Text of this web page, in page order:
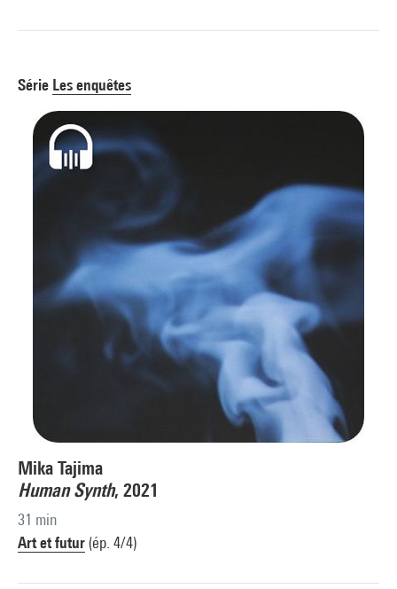
Série Les enquêtes
Mika Tajima
Human Synth, 2021
31 min
Art et futur (ép. 4/4)